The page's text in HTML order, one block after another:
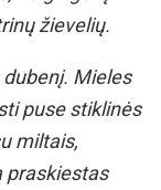
žievelių.
Mieles
puse stiklinės
miltais,
praskiestas